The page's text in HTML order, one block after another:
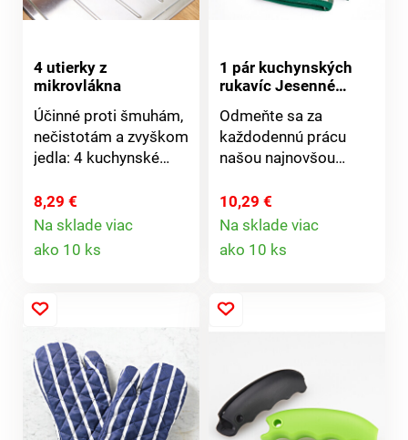
chňapka + podložka
zavesenie Výber z
niekoľkých
farieb 100% bavlna
4 utierky z
mikrovlákna
Účinné proti šmuhám,
nečistotám a zvyškom
jedla: 4 kuchynské
na utieranie a čistenie,
pre žiarivý lesk riadu a
príborov. Hrubá časť
Na bezchybnú hygienu
8,29 €
Na sklade viac
ako 10 ks
1 pár kuchynských
rukavíc Jesenné
Odmeňte sa za
každodennú prácu
našou najnovšou
Barevnému dizajnu
podzimného ovocia
nevadí náklon ani
varenie dvakrát
polstrované
kuchynské rukavice,
ktoré chránia pred
horúcim riadom a
10,29 €
Na sklade viac
ako 10 ks